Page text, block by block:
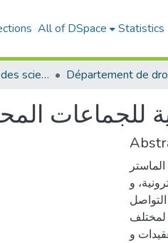
All of DSpace Statistics
Faculté de droit et des sciences politiques Département de
للجماعات
و
لمختلف
و